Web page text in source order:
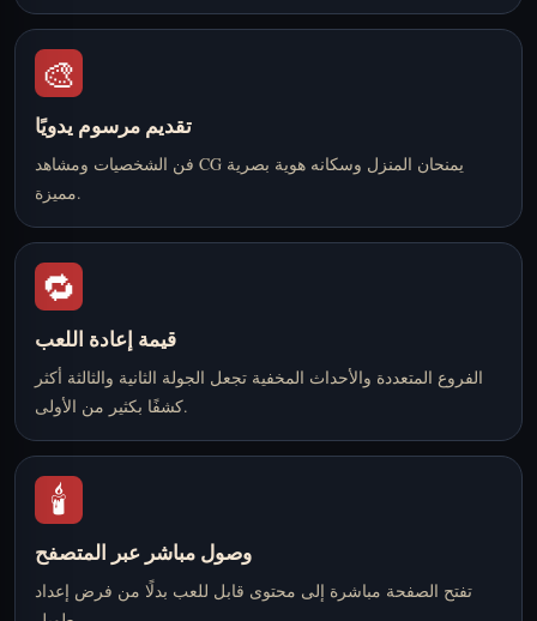
🎨
تقديم مرسوم يدويًا
فن الشخصيات ومشاهد CG يمنحان المنزل وسكانه هوية بصرية
مميزة.
🔁
قيمة إعادة اللعب
الفروع المتعددة والأحداث المخفية تجعل الجولة الثانية والثالثة أكثر
كشفًا بكثير من الأولى.
🕯️
وصول مباشر عبر المتصفح
تفتح الصفحة مباشرة إلى محتوى قابل للعب بدلًا من فرض إعداد